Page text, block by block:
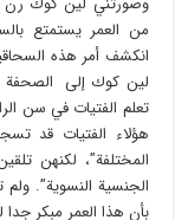
من العمر يستمتع
انكشف أمر هذه
لين كوك إلى الصحفة
تعلم الفتيات في سن
هؤلاء الفتيات قد
المختلفة”، لكنهن
الجنسية النسوية”.
بأن هذا العمر مبكر جدا